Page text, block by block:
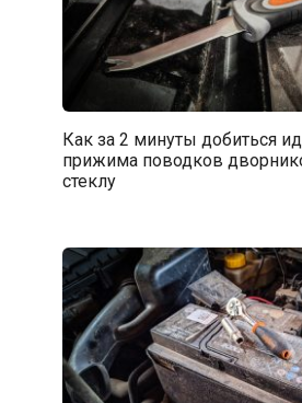
Как за 2 минуты добиться
прижима поводков
стеклу